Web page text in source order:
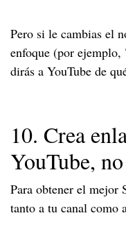
Pero si le cambias el
enfoque (por
dirás a YouTube de
10. Crea
YouTube,
Para obtener el mejor
tanto a tu canal como